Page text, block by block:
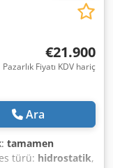
€21.900
Pazarlık Fiyatı KDV hariç
Ara
tamamen
türü: hidrostatik,